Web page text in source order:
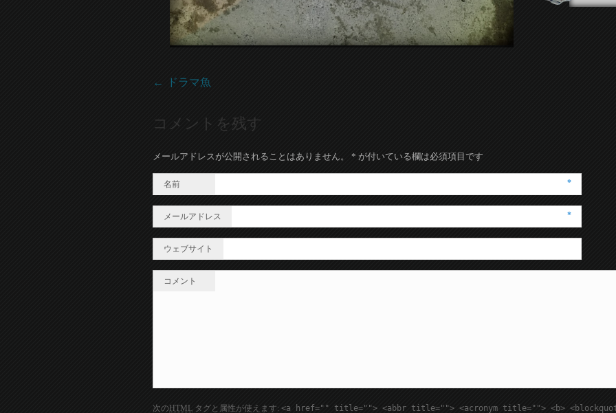
← ドラマ魚
コメントを残す
メールアドレスが公開されることはありません。 * が付いている欄は必須項目です
名前 *
メールアドレス *
ウェブサイト
コメント
次のHTML タグと属性が使えます: <a href="" title=""> <abbr title=""> <acronym title=""> <b>